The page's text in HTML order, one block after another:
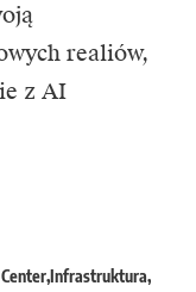
realiów,
z AI
Infrastruktura